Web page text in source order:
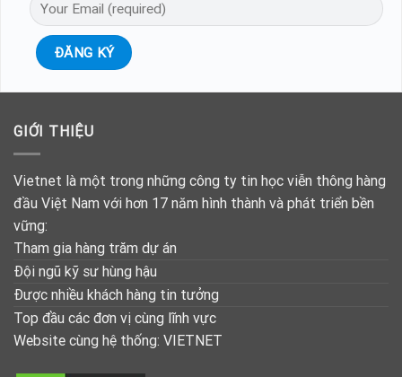
GIỚI THIỆU
Vietnet là một trong những công ty tin học viễn thông hàng
đầu Việt Nam với hơn 17 năm hình thành và phát triển bền
vững:
Tham gia hàng trăm dự án
Đội ngũ kỹ sư hùng hậu
Được nhiều khách hàng tin tưởng
Top đầu các đơn vị cùng lĩnh vực
Website cùng hệ thống: VIETNET